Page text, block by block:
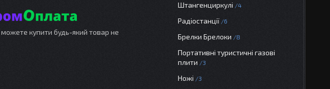
можете купити будь-який товар не
Штангенциркулі 4
Радіостанції 6
Брелки Брелоки 8
Портативні туристичні газові
плити
3
Ножі 3